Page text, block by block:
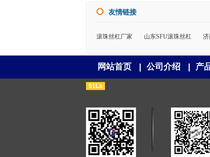
友情链接
滚珠丝杠厂家 山东SFU滚珠丝杠
网站首页| 公司介绍| 产
51La